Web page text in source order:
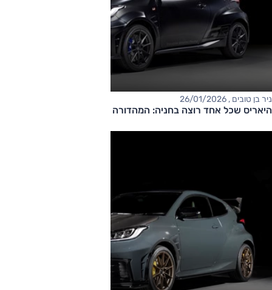
ניר בן טובים , 26/01/2026
היאריס שכל אחד רוצה בחניה: המהדורה של אלוף העולם